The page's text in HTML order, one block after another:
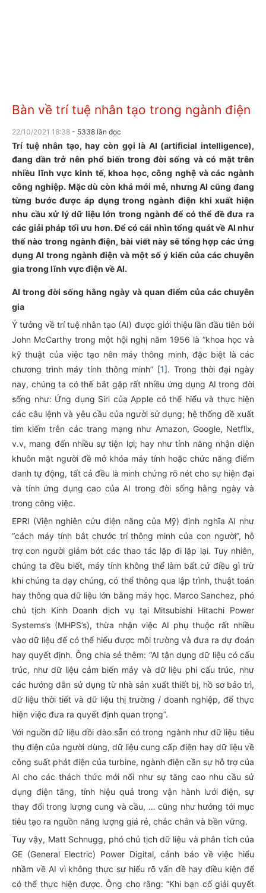
Bàn về trí tuệ nhân tạo trong ngành điện
22/10/2021 18:38 - 5338 lần đọc
Trí tuệ nhân tạo, hay còn gọi là AI (artificial intelligence),
đang dần trở nên phổ biến trong đời sống và có mặt trên
nhiều lĩnh vực kinh tế, khoa học, công nghệ và các ngành
công nghiệp. Mặc dù còn khá mới mẻ, nhưng AI cũng đang
từng bước được áp dụng trong ngành điện khi xuất hiện
nhu cầu xử lý dữ liệu lớn trong ngành để có thể đề đưa ra
các giải pháp tối ưu hơn. Để có cái nhìn tổng quát về AI như
thế nào trong ngành điện, bài viết này sẽ tổng hợp các ứng
dụng AI trong ngành điện và một số ý kiến của các chuyên
gia trong lĩnh vực điện về AI.
AI trong đời sống hằng ngày và quan điểm của các chuyên
gia
Ý tưởng về trí tuệ nhân tạo (AI) được giới thiệu lần đầu tiên bởi
John McCarthy trong một hội nghị năm 1956 là “khoa học và
kỹ thuật của việc tạo nên máy thông minh, đặc biệt là các
chương trình máy tính thông minh” [1]. Trong thời đại ngày
nay, chúng ta có thế bắt gặp rất nhiều ứng dụng AI trong đời
sống như: Ứng dụng Siri của Apple có thể hiểu và thực hiện
các câu lệnh và yêu cầu của người sử dụng; hệ thống đề xuất
tìm kiếm trên các trang mạng như Amazon, Google, Netflix,
v.v, mang đến nhiều sự tiện lợi; hay như tính năng nhận diện
khuôn mặt người đề mở khóa máy tính hoặc chức năng điểm
danh tự động, tất cả đều là minh chứng rõ nét cho sự hiện đại
và tính ứng dụng cao của AI trong đời sống hằng ngày và
trong công việc.
EPRI (Viện nghiên cứu điện năng của Mỹ) định nghĩa AI như
“cách máy tính bắt chước trí thông minh của con người”, hỗ
trợ con người giảm bớt các thao tác lặp đi lặp lại. Tuy nhiên,
chúng ta đều biết, máy tính không thể làm bất cứ điều gì trừ
khi chúng ta dạy chúng, có thể thông qua lập trình, thuật toán
hay thông qua dữ liệu lớn bằng máy học. Marco Sanchez, phó
chủ tịch Kinh Doanh dịch vụ tại Mitsubishi Hitachi Power
Systems’s (MHPS’s), thừa nhận việc AI phụ thuộc rất nhiều
vào dữ liệu để có thể hiểu được môi trường và đưa ra dự đoán
hay quyết định. Ông chia sẻ thêm: “AI tận dụng dữ liệu có cấu
trúc, như dữ liệu cảm biến máy và dữ liệu phi cấu trúc, như
các hướng dẫn sử dụng từ nhà sản xuất thiết bị, hồ sơ bảo trì,
dữ liệu thời tiết và dữ liệu thị trường / doanh nghiệp, để thực
hiện việc đưa ra quyết định quan trọng”.
Với nguồn dữ liệu dồi dào sẵn có trong ngành như dữ liệu tiêu
thụ điện của người dùng, dữ liệu cung cấp điện hay dữ liệu về
công suất phát điện của turbine, ngành điện cần sự hỗ trợ của
AI cho các thách thức mới nổi như sự tăng cao nhu cầu sử
dụng điện tăng, tính hiệu quả trong vận hành lưới điện, sự
thay đổi trong lượng cung và cầu, … cũng như hướng tới mục
tiêu tạo ra nguồn năng lượng giá rẻ, chắc chắn và bền vững.
Tuy vậy, Matt Schnugg, phó chủ tịch dữ liệu và phân tích của
GE (General Electric) Power Digital, cảnh báo về việc hiểu
nhầm về AI vì không thực sự hiểu rõ vấn đề hay điều kiện để
có thể thực hiện được. Ông cho rằng: “Khi bạn cố giải quyết